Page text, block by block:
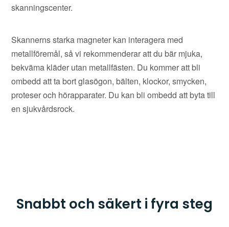
skanningscenter.
Skannerns starka magneter kan interagera med
metallföremål, så vi rekommenderar att du bär mjuka,
bekväma kläder utan metallfästen. Du kommer att bli
ombedd att ta bort glasögon, bälten, klockor, smycken,
proteser och hörapparater. Du kan bli ombedd att byta till
en sjukvårdsrock.
Snabbt och säkert i fyra steg